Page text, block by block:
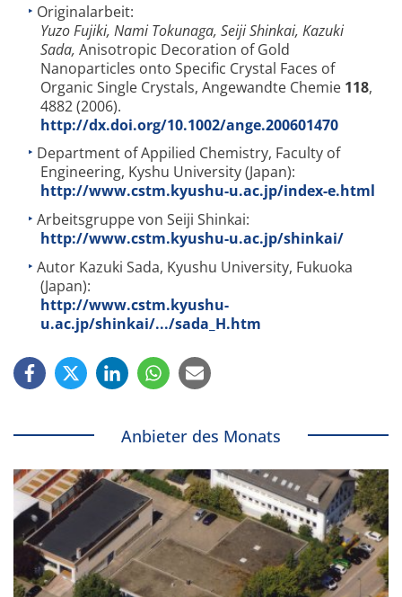
Originalarbeit:
Yuzo Fujiki, Nami Tokunaga, Seiji Shinkai, Kazuki
Sada, Anisotropic Decoration of Gold
Nanoparticles onto Specific Crystal Faces of
Organic Single Crystals, Angewandte Chemie 118,
4882 (2006).
http://dx.doi.org/10.1002/ange.200601470
Department of Appilied Chemistry, Faculty of
Engineering, Kyshu University (Japan):
http://www.cstm.kyushu-u.ac.jp/index-e.html
Arbeitsgruppe von Seiji Shinkai:
http://www.cstm.kyushu-u.ac.jp/shinkai/
Autor Kazuki Sada, Kyushu University, Fukuoka
(Japan):
http://www.cstm.kyushu-
u.ac.jp/shinkai/.../sada_H.htm
Anbieter des Monats